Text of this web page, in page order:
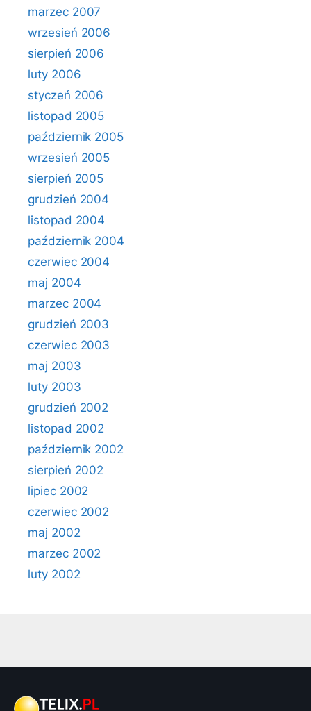
marzec 2007
wrzesień 2006
sierpień 2006
luty 2006
styczeń 2006
listopad 2005
październik 2005
wrzesień 2005
sierpień 2005
grudzień 2004
listopad 2004
październik 2004
czerwiec 2004
maj 2004
marzec 2004
grudzień 2003
czerwiec 2003
maj 2003
luty 2003
grudzień 2002
listopad 2002
październik 2002
sierpień 2002
lipiec 2002
czerwiec 2002
maj 2002
marzec 2002
luty 2002